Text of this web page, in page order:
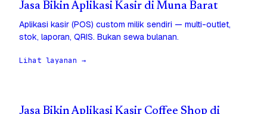
Jasa Bikin Aplikasi Kasir di Muna Barat
Aplikasi kasir (POS) custom milik sendiri — multi-outlet,
stok, laporan, QRIS. Bukan sewa bulanan.
Lihat layanan →
Jasa Bikin Aplikasi Kasir Coffee Shop di